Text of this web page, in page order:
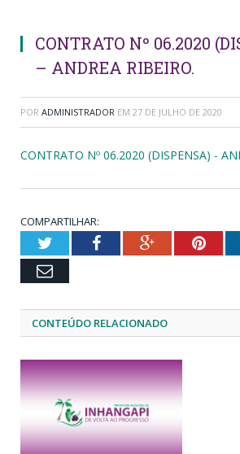
CONTRATO Nº 06.2020
– ANDREA RIBEIRO.
POR ADMINISTRADOR EM 27 DE JULHO DE 2020
CONTRATO Nº 06.2020 (DISPENSA) -
COMPARTILHAR:
TwitterFacebookGoogle+
Email
CONTEÚDO RELACIONADO